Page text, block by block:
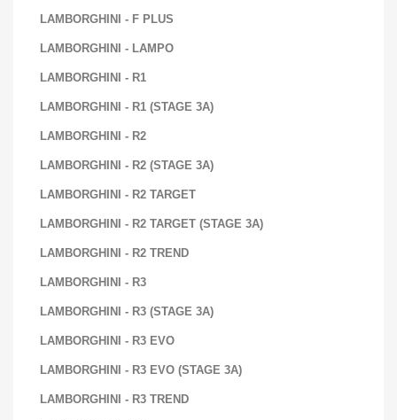
LAMBORGHINI - F PLUS
LAMBORGHINI - LAMPO
LAMBORGHINI - R1
LAMBORGHINI - R1 (STAGE 3A)
LAMBORGHINI - R2
LAMBORGHINI - R2 (STAGE 3A)
LAMBORGHINI - R2 TARGET
LAMBORGHINI - R2 TARGET (STAGE 3A)
LAMBORGHINI - R2 TREND
LAMBORGHINI - R3
LAMBORGHINI - R3 (STAGE 3A)
LAMBORGHINI - R3 EVO
LAMBORGHINI - R3 EVO (STAGE 3A)
LAMBORGHINI - R3 TREND